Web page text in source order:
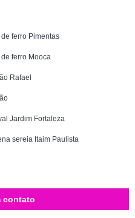
ferro Pimentas
ferro Mooca
Rafael
Jardim Fortaleza
sereia Itaim Paulista
contato